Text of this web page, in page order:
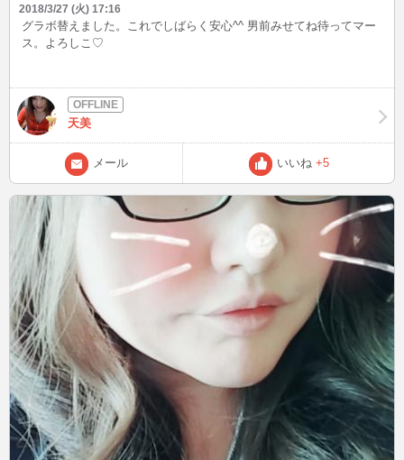
2018/3/27 (火) 17:16
グラボ替えました。これでしばらく安心^^ 男前みせてね待ってマー
ス。よろしこ♡
天美
メール いいね +5